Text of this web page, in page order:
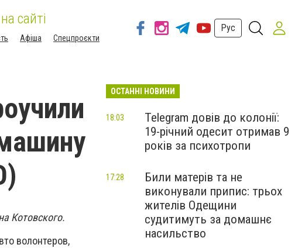
сайті
Афіша Спецпроєкти
Рус
Котовского.
волонтеров,
ОСТАННІ НОВИНИ
Telegram довів до колонії:
19-річний одесит отримав 9
років за психотропи
18:03
Били матерів та не
виконували припис: трьох
жителів Одещини
судитимуть за домашнє
насильство
17:28